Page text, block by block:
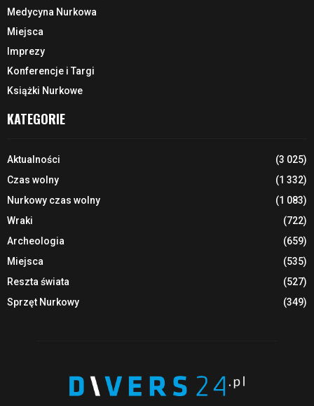
Medycyna Nurkowa
Miejsca
Imprezy
Konferencje i Targi
Książki Nurkowe
KATEGORIE
Aktualności
(3 025)
Czas wolny
(1 332)
Nurkowy czas wolny
(1 083)
Wraki
(722)
Archeologia
(659)
Miejsca
(535)
Reszta świata
(527)
Sprzęt Nurkowy
(349)